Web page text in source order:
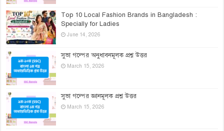
Top 10 Local Fashion Brands in Bangladesh :
Specially for Ladies
June 14, 2026
সুভা গল্পের অনুধাবনমূলক প্রশ্ন উত্তর
March 15, 2026
সুভা গল্পের জ্ঞানমূলক প্রশ্ন উত্তর
March 15, 2026